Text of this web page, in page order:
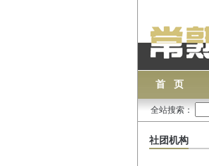
首 页
全站搜索：
社团机构